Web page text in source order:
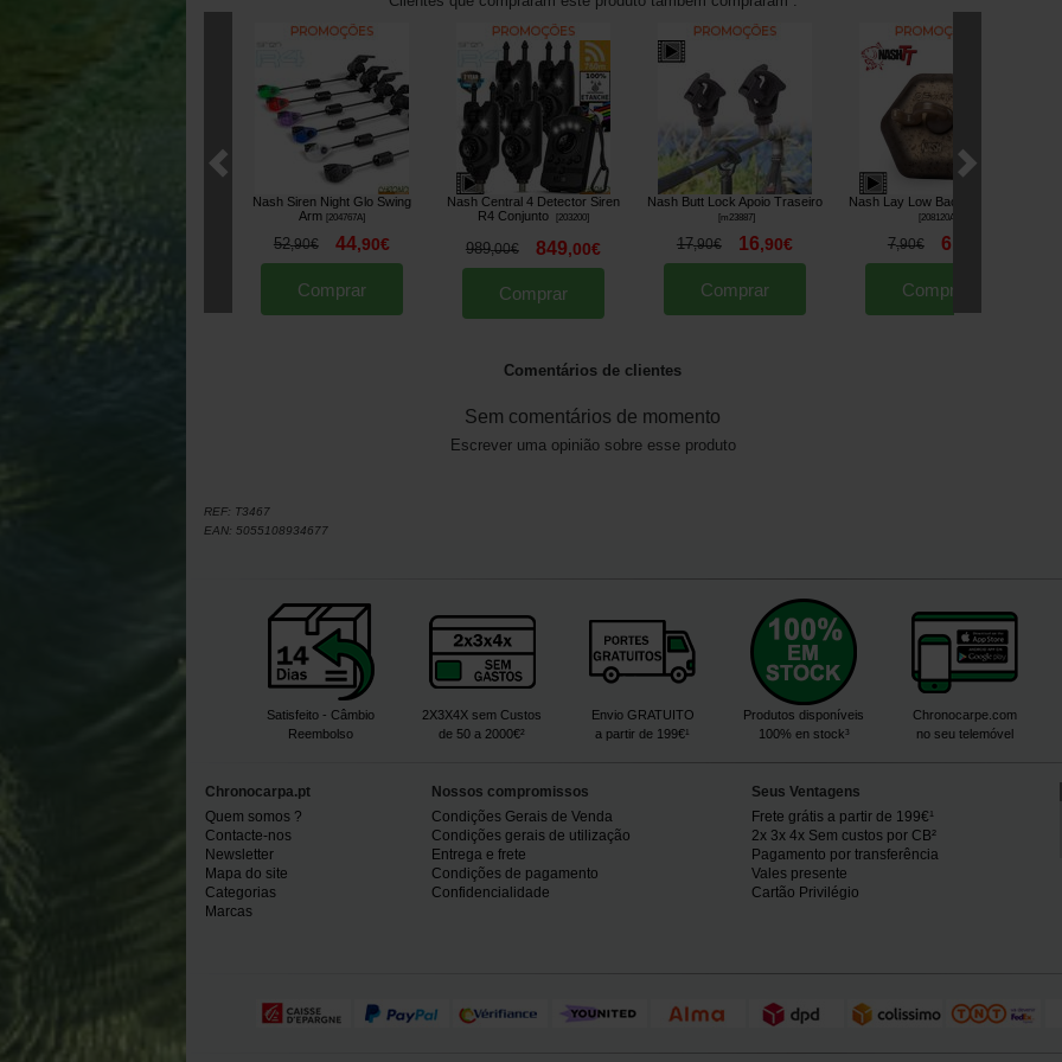
Nash Siren Night Glo Swing
Arm [204767A]
52,90€ 44,90€
Comprar
Nash Central 4 Detector Siren
R4 Conjunto
[203200]
989,00€ 849,00€
Comprar
Nash Butt Lock Apoio Traseiro
[m23887]
17,90€ 16,90€
Comprar
Nash Lay Low Back Lead (x3)
[208120A
7,90€ 6
Comprar
Comentários de clientes
Sem comentários de momento
Escrever uma opinião sobre esse produto
REF: T3467
EAN: 5055108934677
Satisfeito - Câmbio
Reembolso
2X3X4X sem Custos
de 50 a 2000€²
Envio GRATUITO
a partir de 199€¹
Produtos disponíveis
100% en stock³
Chronocarpe.com
no seu telemóvel
Chronocarpa.pt
Quem somos ?
Contacte-nos
Newsletter
Mapa do site
Categorias
Marcas
Nossos compromissos
Condições Gerais de Venda
Condições gerais de utilização
Entrega e frete
Condições de pagamento
Confidencialidade
Seus Ventagens
Frete grátis a partir de 199€¹
2x 3x 4x Sem custos por CB²
Pagamento por transferência
Vales presente
Cartão Privilégio